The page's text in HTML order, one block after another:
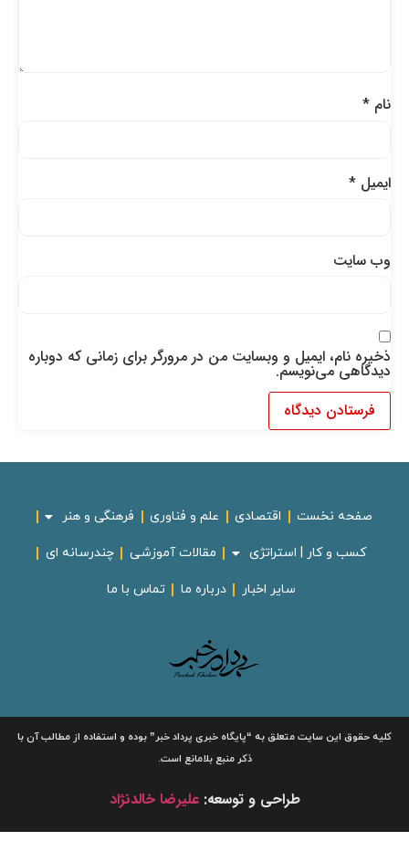
نام*
ایمیل*
وب‌ سایت
ذخیره نام، ایمیل و وبسایت من در مرورگر برای زمانی که دوباره
دیدگاهی می‌نویسم.
صفحه نخست اقتصادی علم و فناوری فرهنگی و هنر
کسب و کار | استراتژی مقالات آموزشی چندرسانه ای
سایر اخبار درباره ما تماس با ما
کلیه حقوق این سایت متعلق به“پایگاه خبریپرداد خبر”بوده و استفاده از مطالب آن با
ذکر منبع بلامانع است.
طراحی و توسعه:علیرضا خالدنژاد